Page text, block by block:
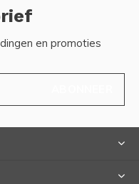
en promoties